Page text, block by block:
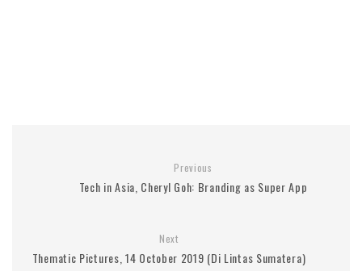
Previous
Tech in Asia, Cheryl Goh: Branding as Super App
Next
Thematic Pictures, 14 October 2019 (Di Lintas Sumatera)